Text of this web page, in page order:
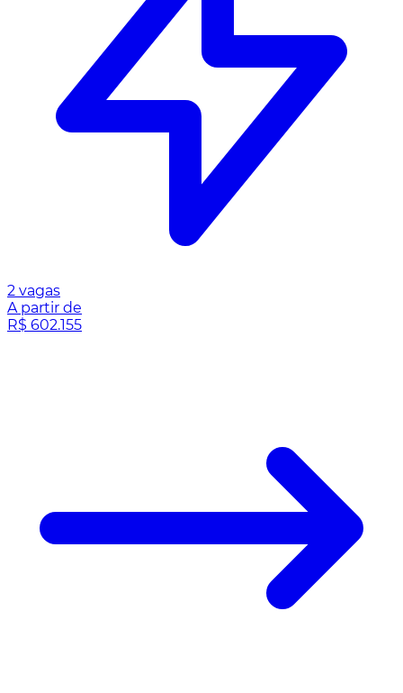
2 vagas
A partir de
R$ 602.155